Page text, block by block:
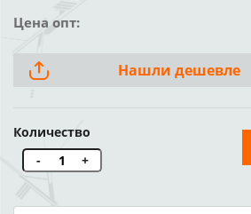
Цена опт:
Нашли дешевле
Количество
-
+